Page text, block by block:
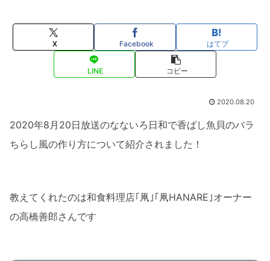
X Facebook はてブ
LINE コピー
2020.08.20
2020年8月20日放送のなないろ日和で香ばし魚貝のバラ
ちらし風の作り方について紹介されました！
教えてくれたのは和食料理店｢凧｣｢凧HANARE｣オーナー
の高橋善郎さんです